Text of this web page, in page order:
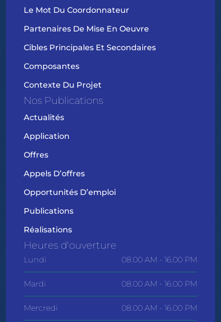
Le Mot Du Coordonnateur
Partenaires De Mise En Oeuvre
Cibles Principales Et Secondaires
Composantes
Contexte Du Projet
Nos Publications
Actualités
Application
Offres
Appels D’offres
Opportunités D’emploi
Publications
Réalisations
Heures d'ouverture
Lundi 08.00 AM - 16.00 PM
Mardi 08.00 AM - 16.00 PM
Mercredi 08.00 AM - 16.00 PM